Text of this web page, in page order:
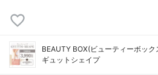
BEAUTY BOX(ビューティーボック
ギュットシェイプ